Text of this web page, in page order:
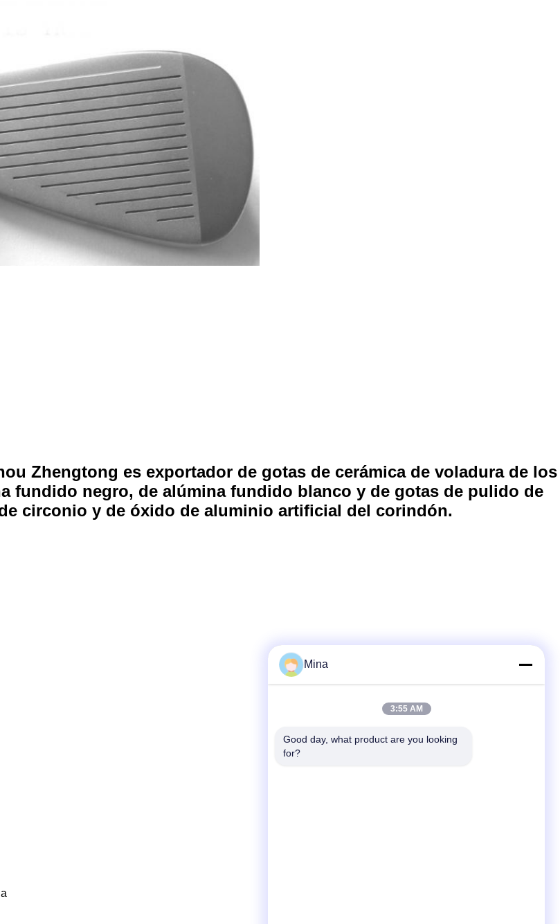
Zhengtong es exportador de gotas de cerámica de voladura de los
fundido negro, de alúmina fundido blanco y de gotas de pulido de
circonio y de óxido de aluminio artificial del corindón.
Mina
3:55 AM
Good day, what product are you looking
for?